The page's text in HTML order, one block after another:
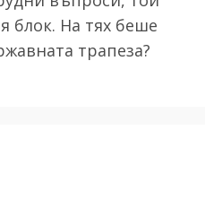
блок. На тях беше
трапеза?